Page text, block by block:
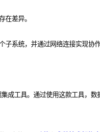
在差异。
系统，并通过网络连接实现协作
成工具。 通过使用这款工具，数